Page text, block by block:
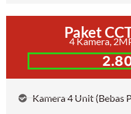
Paket
4 Kamera,
Kamera 4 Unit (Bebas